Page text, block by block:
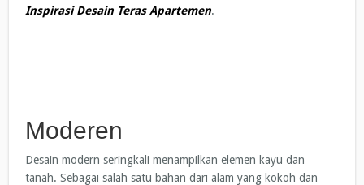
Inspirasi Desain Teras Apartemen.
Moderen
Desain modern seringkali menampilkan elemen kayu dan
tanah. Sebagai salah satu bahan dari alam yang kokoh dan